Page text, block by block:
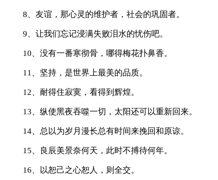
8、友谊，那心灵的维护者，社会的巩固者。
9、让我们忘记浸满失败泪水的忧伤吧。
10、没有一番寒彻骨，哪得梅花扑鼻香。
11、坚持，是世界上最美的品质。
12、耐得住寂寞，看得到辉煌。
13、纵使黑夜吞噬一切，太阳还可以重新回来。
14、总以为岁月漫长总有时间来挽回和原谅。
15、良辰美景奈何天，此时不搏待何年。
16、以恕己之心恕人，则全交。